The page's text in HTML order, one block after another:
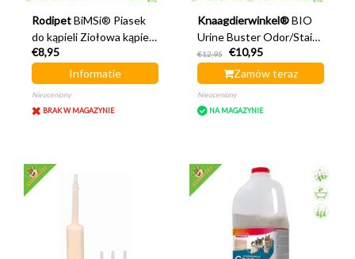
Rodipet BiMSi® Piasek
do kąpieli Ziołowa kąpiel z
miętą i rumiankiem 1 litr
€8,95
Informatie
Nieoceniony
BRAK W MAGAZYNIE
Knaagdierwinkel® BIO
Urine Buster Odor/Stain
Remover Rodent 500 ml
€12,95
€10,95
Zamów teraz
Nieoceniony
NA MAGAZYNIE